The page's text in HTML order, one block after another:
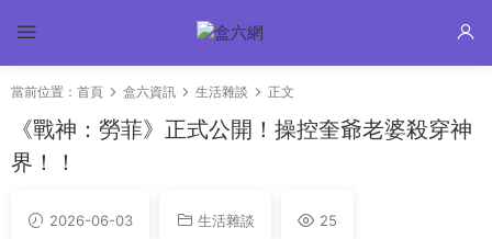
當前位置： 首頁 盒六資訊 生活雜談 正文
《戰神：勞菲》正式公開！操控奎爺老婆殺穿神
界！！
2026-06-03 生活雜談 25